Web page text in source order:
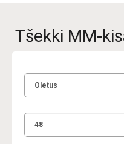
Tšekki MM-